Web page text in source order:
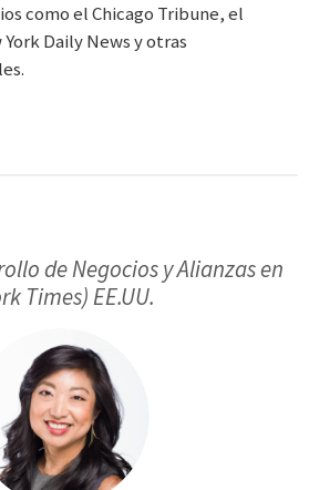
como el Chicago Tribune, el
Daily News y otras
de Negocios y Alianzas en
Times) EE.UU.